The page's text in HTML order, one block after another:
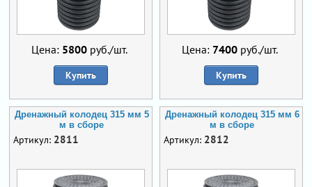
Цена: 5800руб./шт.
Купить
Цена: 7400руб./шт.
Купить
Дренажный колодец 315 мм 5
м в сборе
Артикул: 2811
Дренажный колодец 315 мм 6
м в сборе
Артикул: 2812